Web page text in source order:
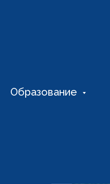
Образование